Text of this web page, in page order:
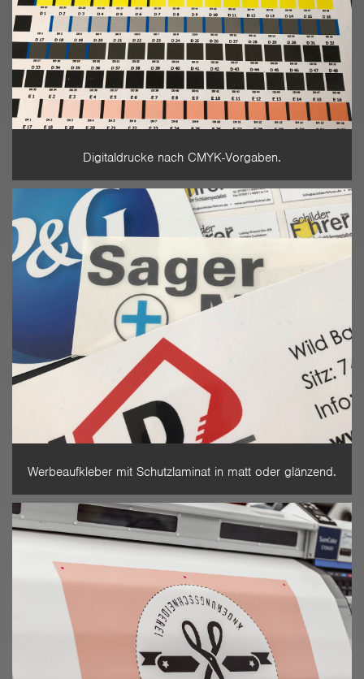
Digitaldrucke nach CMYK-Vorgaben.
Werbeaufkleber mit Schutzlaminat in matt oder glänzend.